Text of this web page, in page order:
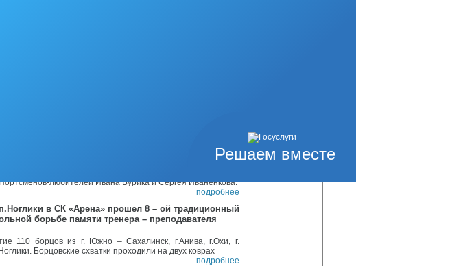
Решаем вместе
любителей Ивана Бурика и Сергея Иваненкова.
подробнее
в СК «Арена» прошел 8 – ой традиционный
борьбе памяти тренера – преподавателя
110 борцов из г. Южно – Сахалинск, г.Анива, г.Охи, г.
Борцовские схватки проходили на двух коврах
подробнее